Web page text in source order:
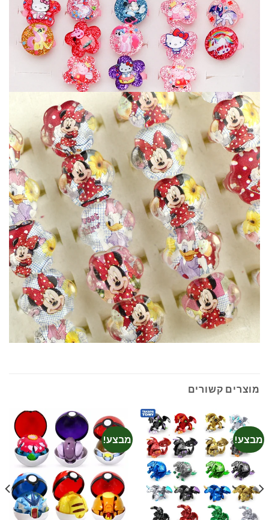
מוצרים קשורים
מבצע! מבצע!